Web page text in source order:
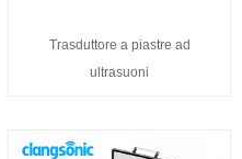
Trasduttore a piastre ad
ultrasuoni